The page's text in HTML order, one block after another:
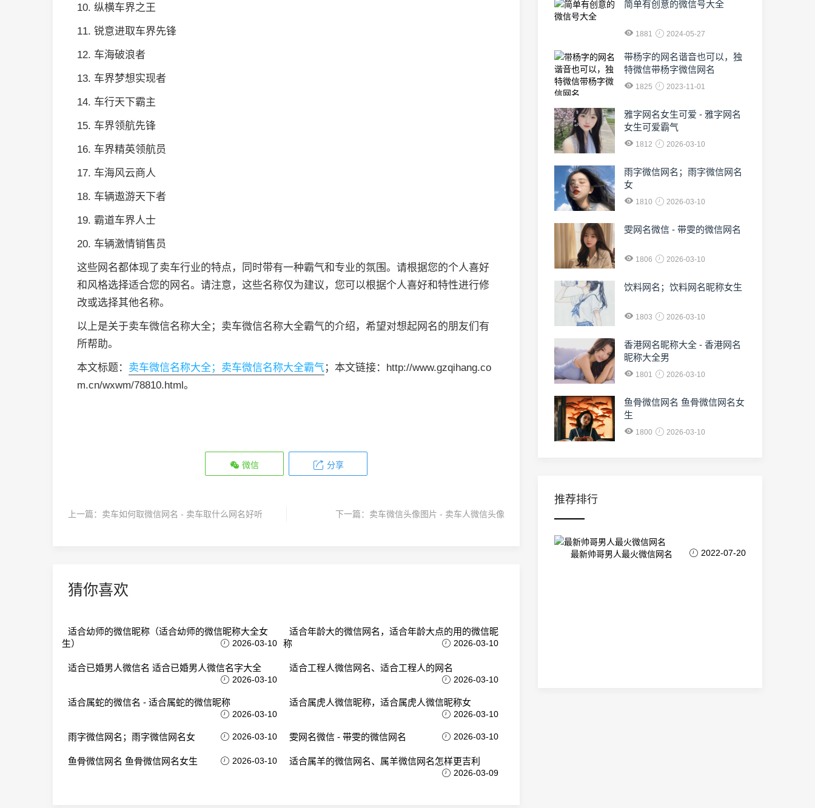
10. 纵横车界之王
11. 锐意进取车界先锋
12. 车海破浪者
13. 车界梦想实现者
14. 车行天下霸主
15. 车界领航先锋
16. 车界精英领航员
17. 车海风云商人
18. 车辆遨游天下者
19. 霸道车界人士
20. 车辆激情销售员
这些网名都体现了卖车行业的特点，同时带有一种霸气和专业的氛围。请根据您的个人喜好
和风格选择适合您的网名。请注意，这些名称仅为建议，您可以根据个人喜好和特性进行修
改或选择其他名称。
以上是关于卖车微信名称大全；卖车微信名称大全霸气的介绍，希望对想起网名的朋友们有
所帮助。
本文标题： 卖车微信名称大全；卖车微信名称大全霸气；本文链接：http://www.gzqihang.co
m.cn/wxwm/78810.html。
微信 分享
上一篇： 卖车如何取微信网名 - 卖车取什么网名好听 下一篇： 卖车微信头像图片 - 卖车人微信头像
猜你喜欢
适合幼师的微信昵称（适合幼师的微信昵称大全女
生）
2026-03-10
适合年龄大的微信网名，适合年龄大点的用的微信昵
称
2026-03-10
适合已婚男人微信名 适合已婚男人微信名字大全
2026-03-10
适合工程人微信网名、适合工程人的网名
2026-03-10
适合属蛇的微信名 - 适合属蛇的微信昵称
2026-03-10
适合属虎人微信昵称，适合属虎人微信昵称女
2026-03-10
雨字微信网名；雨字微信网名女 2026-03-10 雯网名微信 - 带雯的微信网名 2026-03-10
鱼骨微信网名 鱼骨微信网名女生 2026-03-10 适合属羊的微信网名、属羊微信网名怎样更吉利
2026-03-09
简单有创意的微信号大全
1881 2024-05-27
​带杨字的网名谐音也可以，独
特微信带杨字微信网名
1825 2023-11-01
雅字网名女生可爱 - 雅字网名
女生可爱霸气
1812 2026-03-10
雨字微信网名；雨字微信网名
女
1810 2026-03-10
雯网名微信 - 带雯的微信网名
1806 2026-03-10
饮料网名；饮料网名昵称女生
1803 2026-03-10
香港网名昵称大全 - 香港网名
昵称大全男
1801 2026-03-10
鱼骨微信网名 鱼骨微信网名女
生
1800 2026-03-10
推荐排行
最新帅哥男人最火微信网名 2022-07-20